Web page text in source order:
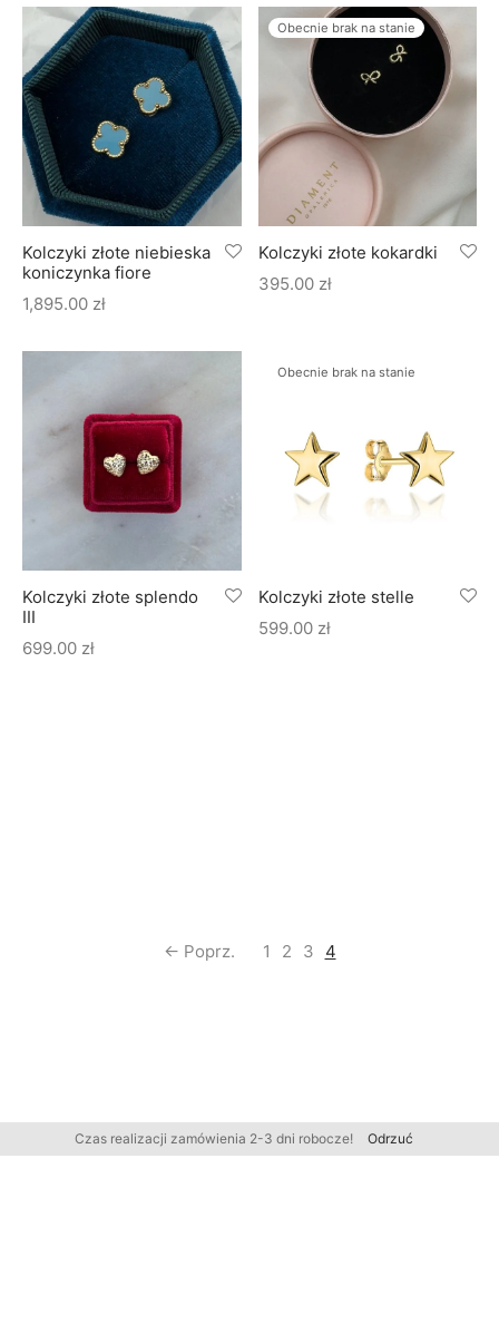
Czas realizacji zamówienia 2-3 dni robocze! Odrzuć
Kolczyki złote niebieska
koniczynka fiore
1,895.00 zł
Obecnie brak na stanie
Kolczyki złote kokardki
395.00 zł
Kolczyki złote splendo
III
699.00 zł
Obecnie brak na stanie
Kolczyki złote stelle
599.00 zł
← Poprz. 1 2 3 4